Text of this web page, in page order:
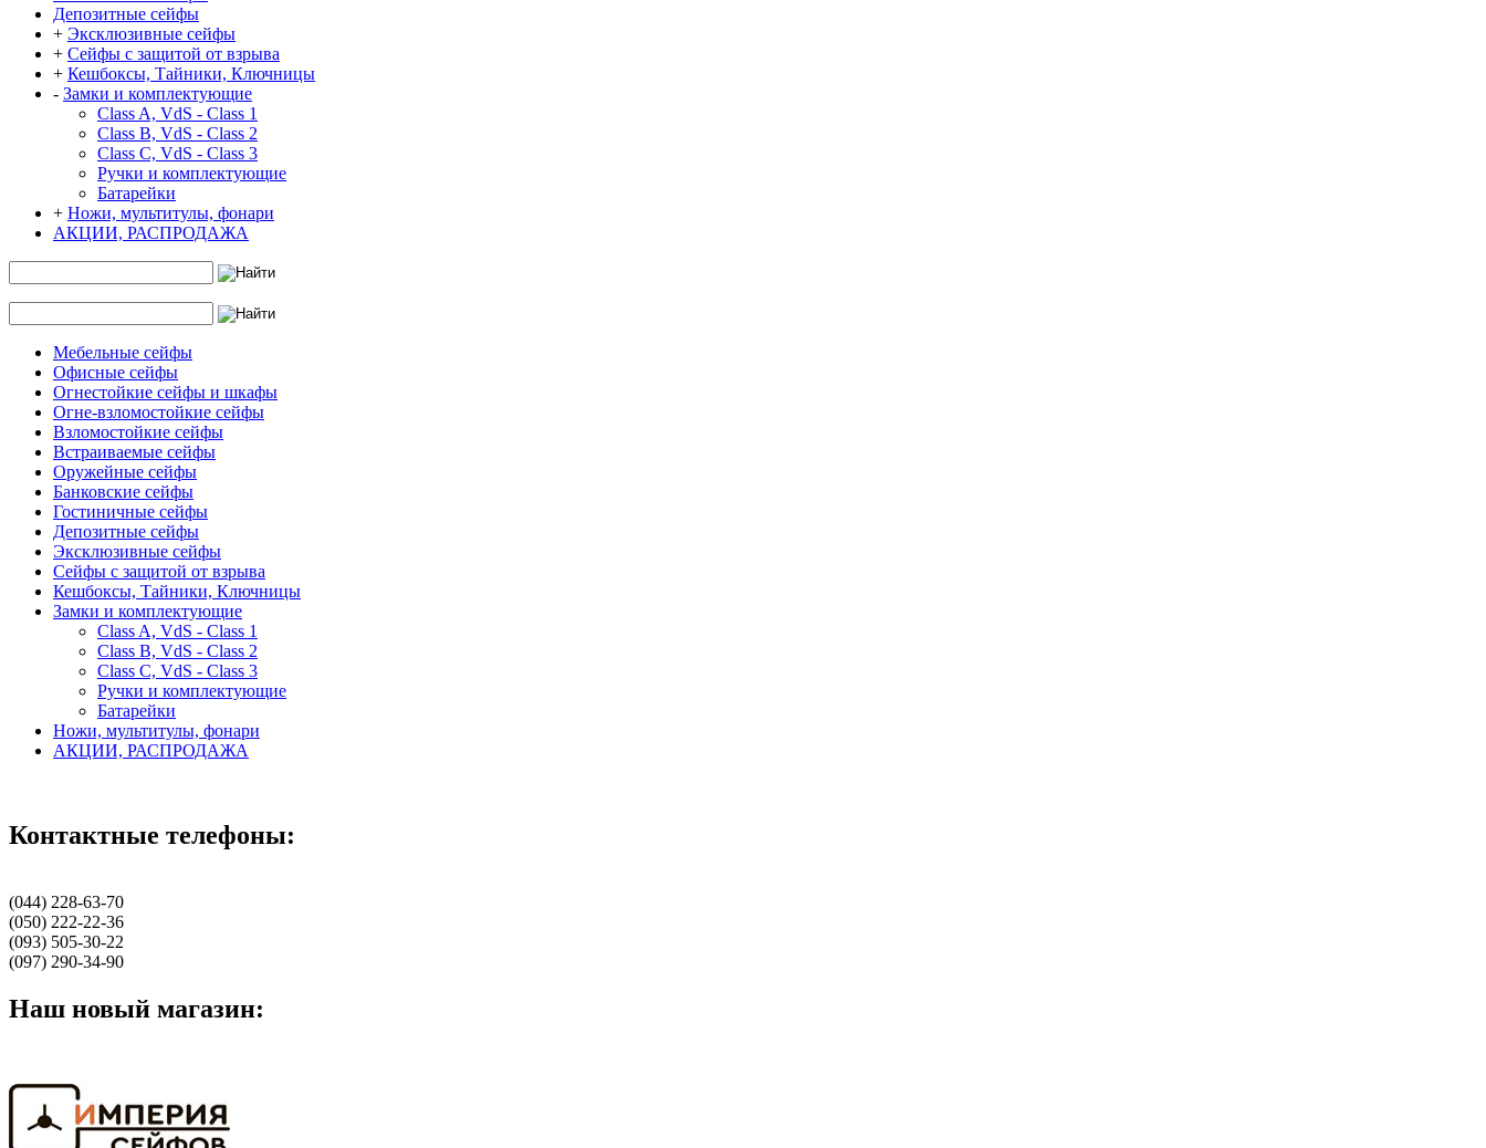
Депозитные сейфы
+ Эксклюзивные сейфы
+ Сейфы с защитой от взрыва
+ Кешбоксы, Тайники, Ключницы
- Замки и комплектующие
Class A, VdS - Class 1
Class B, VdS - Class 2
Class С, VdS - Class 3
Ручки и комплектующие
Батарейки
+ Ножи, мультитулы, фонари
АКЦИИ, РАСПРОДАЖА
Мебельные сейфы
Офисные сейфы
Огнестойкие сейфы и шкафы
Огне-взломостойкие сейфы
Взломостойкие сейфы
Встраиваемые сейфы
Оружейные сейфы
Банковские сейфы
Гостиничные сейфы
Депозитные сейфы
Эксклюзивные сейфы
Сейфы с защитой от взрыва
Кешбоксы, Тайники, Ключницы
Замки и комплектующие
Class A, VdS - Class 1
Class B, VdS - Class 2
Class С, VdS - Class 3
Ручки и комплектующие
Батарейки
Ножи, мультитулы, фонари
АКЦИИ, РАСПРОДАЖА
Контактные телефоны:
(044) 228-63-70
(050) 222-22-36
(093) 505-30-22
(097) 290-34-90
Наш новый магазин: